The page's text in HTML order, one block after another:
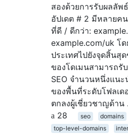
สองด้วยการรับผลลัพ
อัปเดต # 2 มีหลายค
ที่ดี / ดีกว่า:
example.com/uk โด
ประเทศไปยังจุดสิ้นสุ
ของโดเมนสามารถรั
SEO จำนวนหนึ่งแนะ
ของพื้นที่ระดับโฟลเด
ตกลงผู้เชี่ยวชาญด้าน
28
seo domains
top-level-domains